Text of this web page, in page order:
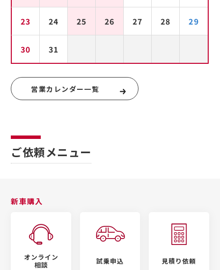
23 24 25 26 27 28 29
30 31
営業カレンダー一覧
ご依頼メニュー
新車購入
オンライン
相談
試乗申込 見積り依頼